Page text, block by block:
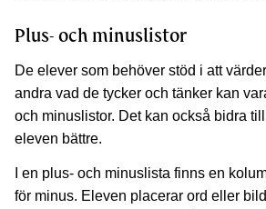
Plus- och minuslistor
De elever som behöver stöd i att
andra vad de tycker och tänker kan
och minuslistor. Det kan också bidra
eleven bättre.
I en plus- och minuslista finns en
för minus. Eleven placerar ord eller